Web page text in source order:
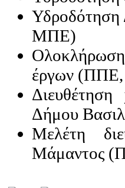
ΜΠΕ)
έργων
Δήμου
Μελέτη
Μάμαντος